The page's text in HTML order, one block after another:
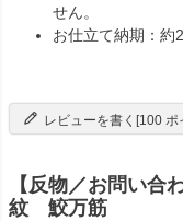
せん。
お仕立て納期：約
レビューを書く[100 ポ
【反物／お問い
紋 鮫万筋